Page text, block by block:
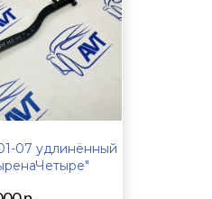
07 удлинённый